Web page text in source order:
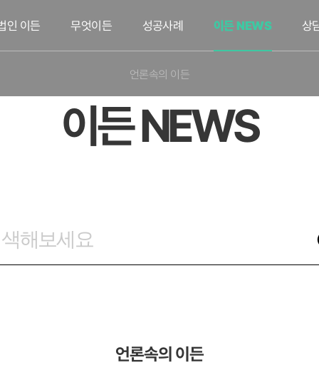
인 이든 무엇이든 성공사례 이든 NEWS
언론속의 이든
상
이든 NEWS
언론속의 이든